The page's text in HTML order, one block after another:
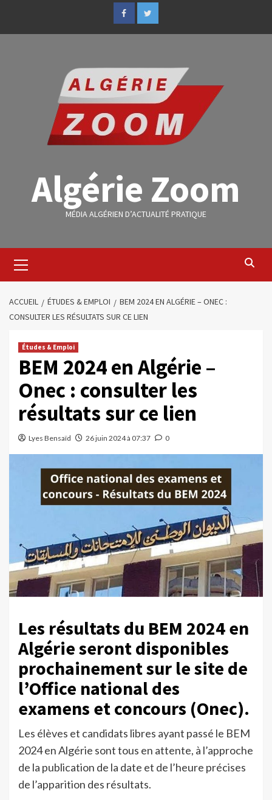
Algérie Zoom
MÉDIA ALGÉRIEN D’ACTUALITÉ PRATIQUE
ACCUEIL ÉTUDES & EMPLOI
BEM 2024 EN ALGÉRIE – ONEC :
CONSULTER LES RÉSULTATS SUR CE LIEN
Études & Emploi
BEM 2024 en Algérie –
Onec : consulter les
résultats sur ce lien
Lyes Bensaïd 26 juin 2024 à 07:37 0
Les résultats du BEM 2024 en
Algérie seront disponibles
prochainement sur le site de
l’Office national des
examens et concours (Onec).
Les élèves et candidats libres ayant passé le BEM
2024 en Algérie sont tous en attente, à l’approche
de la publication de la date et de l’heure précises
de l’apparition des résultats.